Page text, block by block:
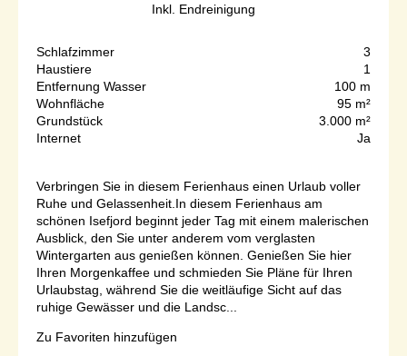
Inkl. Endreinigung
Schlafzimmer
3
Haustiere
1
Entfernung Wasser
100 m
Wohnfläche
95 m²
Grundstück
3.000 m²
Internet
Ja
Verbringen Sie in diesem Ferienhaus einen Urlaub voller
Ruhe und Gelassenheit.In diesem Ferienhaus am
schönen Isefjord beginnt jeder Tag mit einem malerischen
Ausblick, den Sie unter anderem vom verglasten
Wintergarten aus genießen können. Genießen Sie hier
Ihren Morgenkaffee und schmieden Sie Pläne für Ihren
Urlaubstag, während Sie die weitläufige Sicht auf das
ruhige Gewässer und die Landsc...
Zu Favoriten hinzufügen